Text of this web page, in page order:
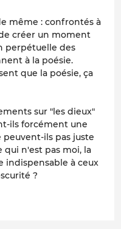
même : confrontés à
créer un moment
perpétuelle des
à la poésie.
que la poésie, ça
sur "les dieux"
ils forcément une
peuvent-ils pas juste
qui n'est pas moi, la
indispensable à ceux
?